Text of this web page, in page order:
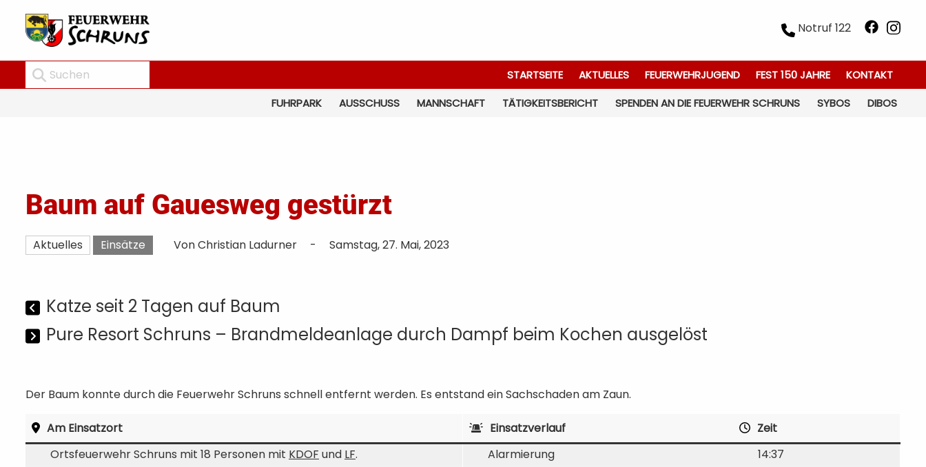
Notruf 122
STARTSEITE AKTUELLES FEUERWEHRJUGEND FEST 150 JAHRE
KONTAKT
FUHRPARK
AUSSCHUSS MANNSCHAFT TÄTIGKEITSBERICHT SPENDEN AN DIE FEUERWEHR SCHRUNS SYBOS DIBOS
Baum auf Gauesweg gestürzt
Aktuelles Einsätze Von Christian Ladurner - Samstag, 27. Mai, 2023
Katze seit 2 Tagen auf Baum
Pure Resort Schruns – Brandmeldeanlage durch Dampf beim Kochen ausgelöst
Der Baum konnte durch die Feuerwehr Schruns schnell entfernt werden. Es entstand ein Sachschaden am Zaun.
Am Einsatzort
Ortsfeuerwehr Schruns mit 18 Personen mit KDOF und LF.
Einsatzverlauf
Zeit
Alarmierung
14:37